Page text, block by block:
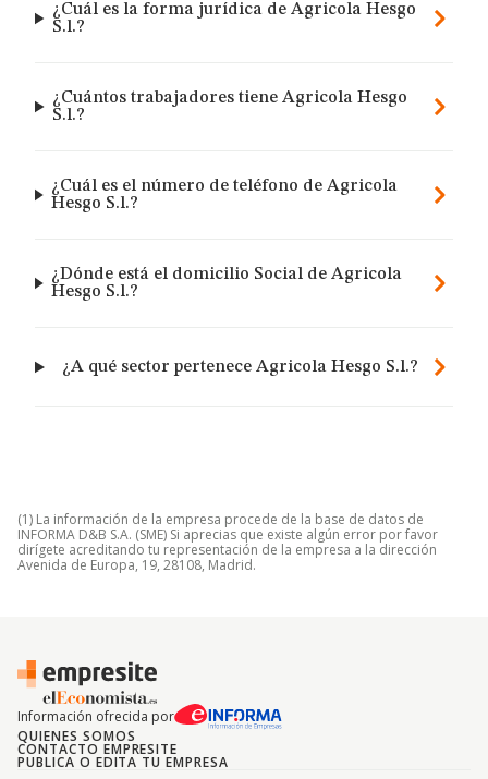
¿Cuál es la forma jurídica de Agricola Hesgo
S.l.?
¿Cuántos trabajadores tiene Agricola Hesgo
S.l.?
¿Cuál es el número de teléfono de Agricola
Hesgo S.l.?
¿Dónde está el domicilio Social de Agricola
Hesgo S.l.?
¿A qué sector pertenece Agricola Hesgo S.l.?
(1) La información de la empresa procede de la base de datos de
INFORMA D&B S.A. (SME) Si aprecias que existe algún error por favor
dirígete acreditando tu representación de la empresa a la dirección
Avenida de Europa, 19, 28108, Madrid.
Información ofrecida por
QUIENES SOMOS
CONTACTO EMPRESITE
PUBLICA O EDITA TU EMPRESA